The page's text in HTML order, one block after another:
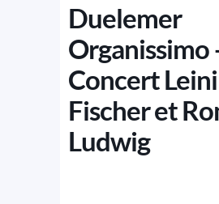
Duelemer
Organissimo
Concert Leini
Fischer et
Ludwig